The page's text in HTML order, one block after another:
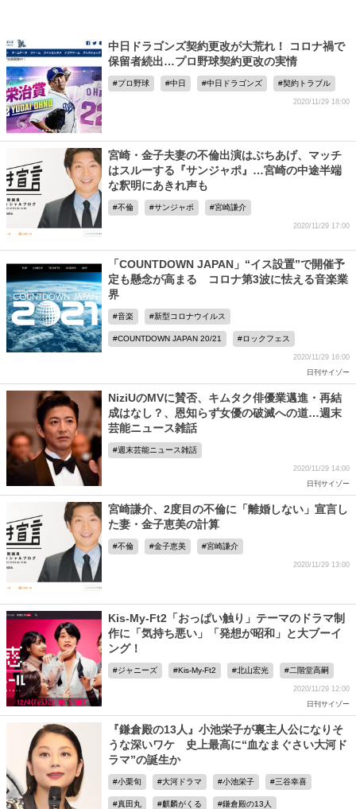
中日ドラゴンズ契約更改が大荒れ！ コロナ禍で
保留者続出…プロ野球契約更改の実情
プロ野球 中日 中日ドラゴンズ 契約トラブル
2020/11/29 18:00
宮崎・金子夫妻の不倫出演はぶちあげ、マッチ
はスルーする『サンジャポ』…宮崎の中途半端
な釈明にあきれ声も
不倫 サンジャポ 宮崎謙介
2020/11/29 17:00
「COUNTDOWN JAPAN」“イス設置”で開催予
定も懸念が高まる コロナ第3波に怯える音楽業
界
音楽 新型コロナウイルス
COUNTDOWN JAPAN 20/21 ロックフェス
2020/11/29 16:00
日刊サイゾー
NiziUのMVに賛否、キムタク俳優業邁進・再結
成はなし？、恩知らず女優の破滅への道…週末
芸能ニュース雑話
週末芸能ニュース雑話
2020/11/29 14:00
日刊サイゾー
宮崎謙介、2度目の不倫に「離婚しない」宣言し
た妻・金子恵美の計算
不倫 金子恵美 宮崎謙介
2020/11/29 13:00
Kis-My-Ft2「おっぱい触り」テーマのドラマ制
作に「気持ち悪い」「発想が昭和」と大ブーイ
ング！
ジャニーズ Kis-My-Ft2 北山宏光 二階堂高嗣
2020/11/29 12:00
日刊サイゾー
『鎌倉殿の13人』小池栄子が裏主人公になりそ
うな深いワケ 史上最高に“血なまぐさい大河ド
ラマ”の誕生か
小栗旬 大河ドラマ 小池栄子 三谷幸喜
真田丸 麒麟がくる 鎌倉殿の13人